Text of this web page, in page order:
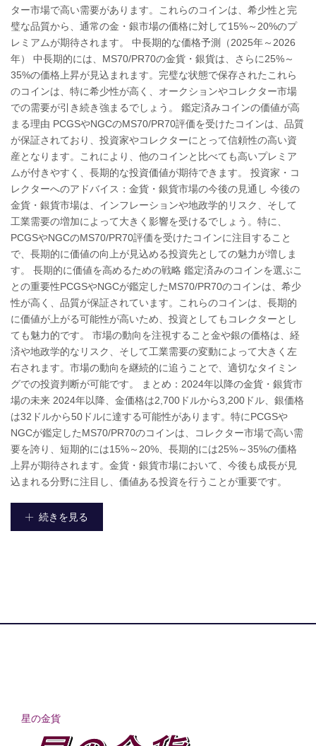
ター市場で高い需要があります。これらのコインは、希少性と完
璧な品質から、通常の金・銀市場の価格に対して15%～20%のプ
レミアムが期待されます。 中長期的な価格予測（2025年～2026
年） 中長期的には、MS70/PR70の金貨・銀貨は、さらに25%～
35%の価格上昇が見込まれます。完璧な状態で保存されたこれら
のコインは、特に希少性が高く、オークションやコレクター市場
での需要が引き続き強まるでしょう。 鑑定済みコインの価値が高
まる理由 PCGSやNGCのMS70/PR70評価を受けたコインは、品質
が保証されており、投資家やコレクターにとって信頼性の高い資
産となります。これにより、他のコインと比べても高いプレミア
ムが付きやすく、長期的な投資価値が期待できます。 投資家・コ
レクターへのアドバイス：金貨・銀貨市場の今後の見通し 今後の
金貨・銀貨市場は、インフレーションや地政学的リスク、そして
工業需要の増加によって大きく影響を受けるでしょう。特に、
PCGSやNGCのMS70/PR70評価を受けたコインに注目すること
で、長期的に価値の向上が見込める投資先としての魅力が増しま
す。 長期的に価値を高めるための戦略 鑑定済みのコインを選ぶこ
との重要性PCGSやNGCが鑑定したMS70/PR70のコインは、希少
性が高く、品質が保証されています。これらのコインは、長期的
に価値が上がる可能性が高いため、投資としてもコレクターとし
ても魅力的です。 市場の動向を注視すること金や銀の価格は、経
済や地政学的なリスク、そして工業需要の変動によって大きく左
右されます。市場の動向を継続的に追うことで、適切なタイミン
グでの投資判断が可能です。 まとめ：2024年以降の金貨・銀貨市
場の未来 2024年以降、金価格は2,700ドルから3,200ドル、銀価格
は32ドルから50ドルに達する可能性があります。特にPCGSや
NGCが鑑定したMS70/PR70のコインは、コレクター市場で高い需
要を誇り、短期的には15%～20%、長期的には25%～35%の価格
上昇が期待されます。金貨・銀貨市場において、今後も成長が見
込まれる分野に注目し、価値ある投資を行うことが重要です。
続きを見る
星の金貨